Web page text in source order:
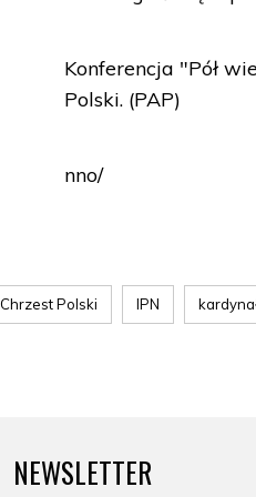
Konferencja "Pół
Polski. (PAP)
nno/
Chrzest Polski IPN
NEWSLETTER